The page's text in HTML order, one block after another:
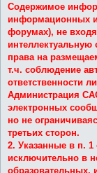
Содержимое
информационных
форумах), не
права на
т.ч. соблюдение
ответственности
Администрация
электронных
но не
третьих сторон.
2. Указанные в п.
исключительно в
образовательных,